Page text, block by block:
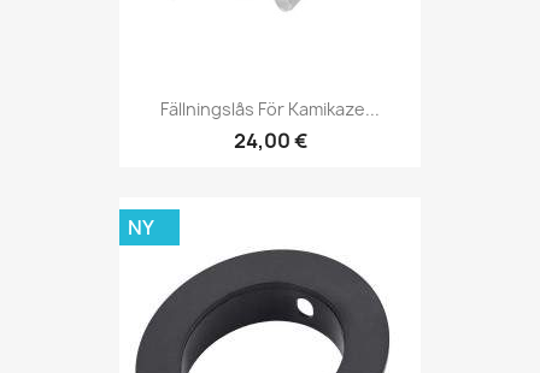
Fällningslås För Kamikaze...
24,00 €
NY